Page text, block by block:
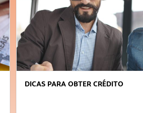
DICAS PARA OBTER CRÉDITO